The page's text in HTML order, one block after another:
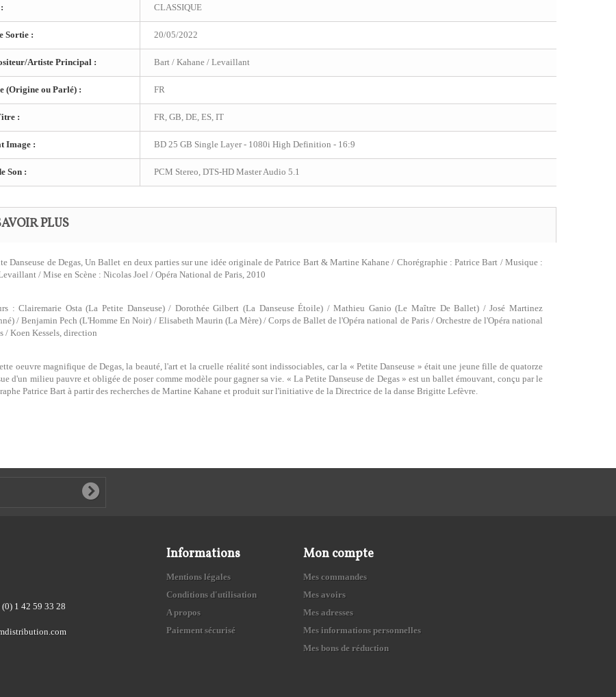
CLASSIQUE
Sortie : 20/05/2022
Artiste Principal : Bart / Kahane / Levaillant
(Origine ou Parlé) : FR
: FR, GB, DE, ES, IT
Image : BD 25 GB Single Layer - 1080i High Definition - 16:9
Son : PCM Stereo, DTS-HD Master Audio 5.1
PLUS
Danseuse de Degas, Un Ballet en deux parties sur une idée originale de Patrice Bart & Martine Kahane / Chorégraphie : Patrice Bart / Musique :
/ Mise en Scène : Nicolas Joel / Opéra National de Paris, 2010
: Clairemarie Osta (La Petite Danseuse) / Dorothée Gilbert (La Danseuse Étoile) / Mathieu Ganio (Le Maître De Ballet) / José Martinez
/ Benjamin Pech (L'Homme En Noir) / Elisabeth Maurin (La Mère) / Corps de Ballet de l'Opéra national de Paris / Orchestre de l'Opéra national
/ Koen Kessels, direction
oeuvre magnifique de Degas, la beauté, l'art et la cruelle réalité sont indissociables, car la « Petite Danseuse » était une jeune fille de quatorze
d'un milieu pauvre et obligée de poser comme modèle pour gagner sa vie. « La Petite Danseuse de Degas » est un ballet émouvant, conçu par le
Patrice Bart à partir des recherches de Martine Kahane et produit sur l'initiative de la Directrice de la danse Brigitte Lefèvre.
(0) 1 42 59 33 28
Informations
Mentions légales
Conditions d'utilisation
A propos
Paiement sécurisé
Mon compte
Mes commandes
Mes avoirs
Mes adresses
Mes informations personnelles
Mes bons de réduction